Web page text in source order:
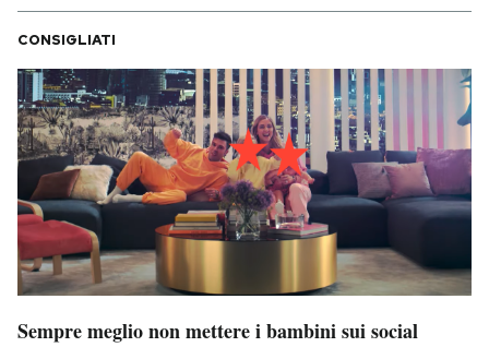
CONSIGLIATI
Sempre meglio non mettere i bambini sui social